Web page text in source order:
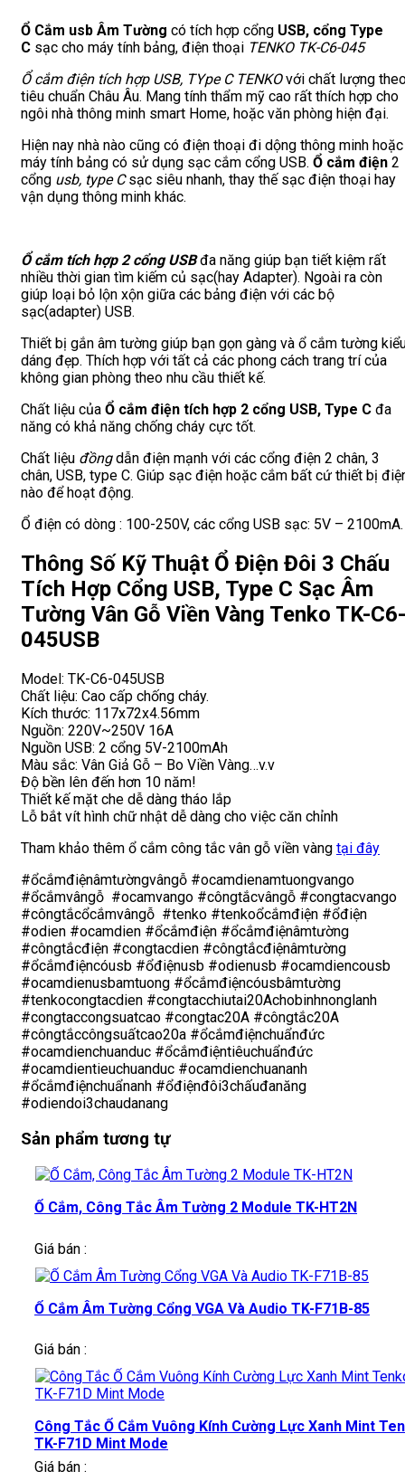
Ổ Cắm usb Âm Tường có tích hợp cổng USB, cổng Type
C sạc cho máy tính bảng, điện thoại TENKO TK-C6-045
Ổ cắm điện tích hợp USB, TYpe C TENKOvới chất lượng
tiêu chuẩn Châu Âu. Mang tính thẩm mỹ cao rất thích hợp cho
ngôi nhà thông minh smart Home, hoặc văn phòng hiện đại.
Hiện nay nhà nào cũng có điện thoại đi dộng thông minh hoặc
máy tính bảng có sử dụng sạc cắm cổng USB. Ổ cắm điện 2
cổng usb, type Csạc siêu nhanh, thay thế sạc điện thoại hay
vận dụng thông minh khác.
Ổ cắm tích hợp 2 cổng USBđa năng giúp bạn tiết kiệm rất
nhiều thời gian tìm kiếm củ sạc(hay Adapter). Ngoài ra còn
giúp loại bỏ lộn xộn giữa các bảng điện với các bộ
sạc(adapter) USB.
Thiết bị gắn âm tường giúp bạn gọn gàng và ổ cắm tường
dáng đẹp. Thích hợp với tất cả các phong cách trang trí của
không gian phòng theo nhu cầu thiết kế.
Chất liệu của Ổ cắm điện tích hợp 2 cổng USB, Type C đa
năng có khả năng chống cháy cực tốt.
Chất liệu đồngdẫn điện mạnh với các cổng điện 2 chân, 3
chân, USB, type C. Giúp sạc điện hoặc cắm bất cứ thiết bị
nào để hoạt động.
Ổ điện có dòng : 100-250V, các cổng USB sạc: 5V – 2100mA.
Thông Số Kỹ Thuật Ổ Điện Đôi 3 Chấu
Tích Hợp Cổng USB, Type C Sạc Âm
Tường Vân Gỗ Viền Vàng Tenko TK-C6-
045USB
Model: TK-C6-045USB
Chất liệu: Cao cấp chống cháy.
Kích thước: 117x72x4.56mm
Nguồn: 220V~250V 16A
Nguồn USB: 2 cổng 5V-2100mAh
Màu sắc: Vân Giả Gỗ – Bo Viền Vàng…v.v
Độ bền lên đến hơn 10 năm!
Thiết kế mặt che dễ dàng tháo lắp
Lỗ bắt vít hình chữ nhật dễ dàng cho việc căn chỉnh
Tham khảo thêm ổ cắm công tắc vân gỗ viền vàng tại đây
#ổcắmđiệnâmtườngvângỗ #ocamdienamtuongvango
#ổcắmvângỗ #ocamvango #côngtắcvângỗ #congtacvango
#côngtắcổcắmvângỗ #tenko #tenkoổcắmđiện #ổđiện
#odien #ocamdien #ổcắmđiện #ổcắmđiệnâmtường
#côngtắcđiện #congtacdien #côngtắcđiệnâmtường
#ổcắmđiệncóusb #ổđiệnusb #odienusb #ocamdiencousb
#ocamdienusbamtuong #ổcắmđiệncóusbâmtường
#tenkocongtacdien #congtacchiutai20Achobinhnonglanh
#congtaccongsuatcao #congtac20A #côngtắc20A
#côngtắccôngsuấtcao20a #ổcắmđiệnchuẩnđức
#ocamdienchuanduc #ổcắmđiệntiêuchuẩnđức
#ocamdientieuchuanduc #ocamdienchuananh
#ổcắmđiệnchuẩnanh #ổđiệnđôi3chấuđanăng
#odiendoi3chaudanang
Sản phẩm tương tự
Ổ Cắm, Công Tắc Âm Tường 2 Module TK-HT2N
Giá bán :
Ổ Cắm Âm Tường Cổng VGA Và Audio TK-F71B-85
Giá bán :
Công Tắc Ổ Cắm Vuông Kính Cường Lực Xanh Mint
TK-F71D Mint Mode
Giá bán :